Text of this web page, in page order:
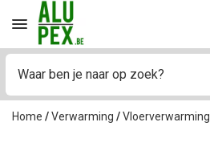
Home /Verwarming /Vloerverwarming